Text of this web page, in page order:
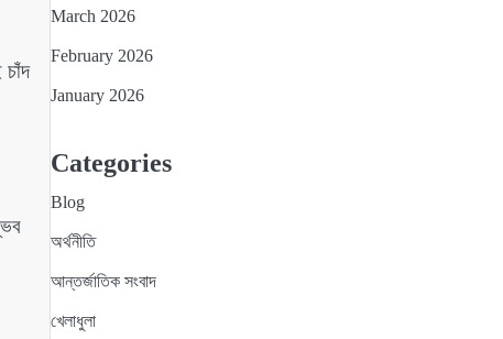
March 2026
February 2026
January 2026
Categories
Blog
অর্থনীতি
আন্তর্জাতিক সংবাদ
খেলাধুলা